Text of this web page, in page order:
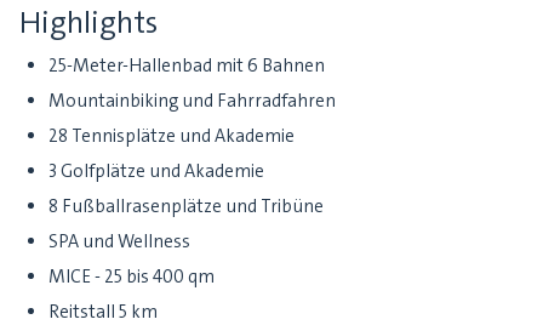
Highlights
25-Meter-Hallenbad mit 6 Bahnen
Mountainbiking und Fahrradfahren
28 Tennisplätze und Akademie
3 Golfplätze und Akademie
8 Fußballrasenplätze und Tribüne
SPA und Wellness
MICE - 25 bis 400 qm
Reitstall 5 km